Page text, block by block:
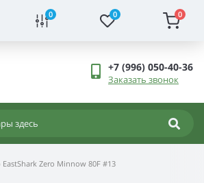
0 0 0
+7 (996) 050-40-36
Заказать звонок
EastShark Zero Minnow 80F #13